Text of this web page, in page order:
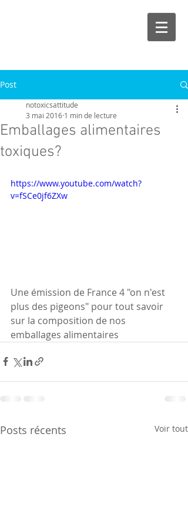
Post
Emballages alimentaires
toxiques?
notoxicsattitude
3 mai 2016 1 min de lecture
https://www.youtube.com/watch?
v=fSCe0jf6ZXw
Une émission de France 4 "on n'est
plus des pigeons" pour tout savoir
sur la composition de nos
emballages alimentaires
Posts récents Voir tout